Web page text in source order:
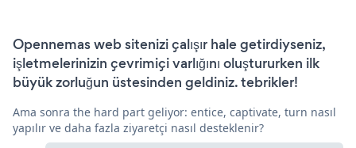
Opennemas web sitenizi çalışır hale getirdiyseniz,
işletmelerinizin çevrimiçi varlığını oluştururken ilk
büyük zorluğun üstesinden geldiniz. tebrikler!
Ama sonra the hard part geliyor: entice, captivate, turn nasıl
yapılır ve daha fazla ziyaretçi nasıl desteklenir?